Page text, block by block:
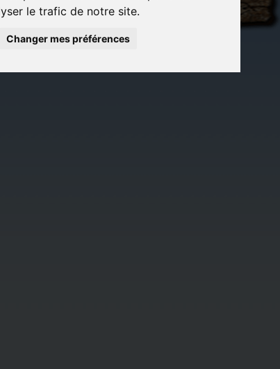
le trafic de notre site.
Changer mes préférences
et
cadeaux
originaux
blog...